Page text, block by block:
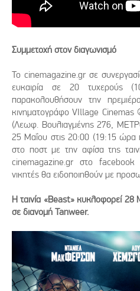
Συμμετοχή στον διαγωνισμό
Το cinemagazine.gr σε
ευκαιρία σε 20 τυχερούς
παρακολουθήσουν την
κινηματογράφο VIllage
(Λεωφ. Βουλιαγμένης 276,
25 Μαΐου στις 20:00 (19:15 ώρα
στο ποστ με την αφίσα της
cinemagazine.gr στο facebook
νικητές θα ειδοποιηθούν με
Η ταινία «Beast» κυκλοφορεί 28
σε διανομή Tanweer.